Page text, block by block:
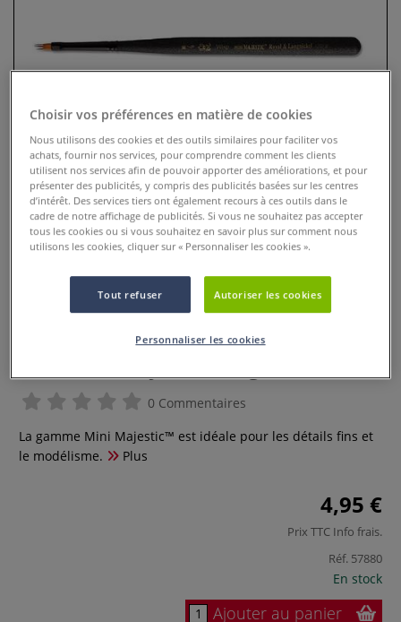
Mini-Pinceaux Majestic pointe
plate crantée Wisp™, Série
0 Commentaires
La gamme Mini Majestic™ est idéale pour les détails fins et
le modélisme.
Plus
4,95 €
Prix TTC Info frais.
Réf. 57880
En stock
Ajouter au panier
Choisir vos préférences en matière de cookies
Nous utilisons des cookies et des outils similaires pour faciliter vos
achats, fournir nos services, pour comprendre comment les clients
utilisent nos services afin de pouvoir apporter des améliorations, et pour
présenter des publicités, y compris des publicités basées sur les centres
d’intérêt. Des services tiers ont également recours à ces outils dans le
cadre de notre affichage de publicités. Si vous ne souhaitez pas accepter
tous les cookies ou si vous souhaitez en savoir plus sur comment nous
utilisons les cookies, cliquer sur « Personnaliser les cookies ».
Tout refuser Autoriser les cookies
Personnaliser les cookies